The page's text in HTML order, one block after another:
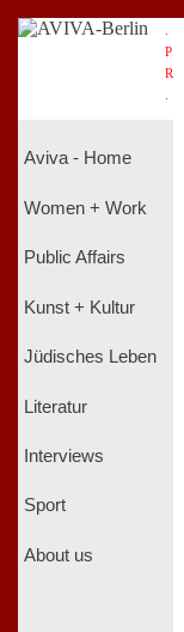
P
R
Aviva - Home
Women + Work
Public Affairs
Kunst + Kultur
Jüdisches Leben
Literatur
Interviews
Sport
About us